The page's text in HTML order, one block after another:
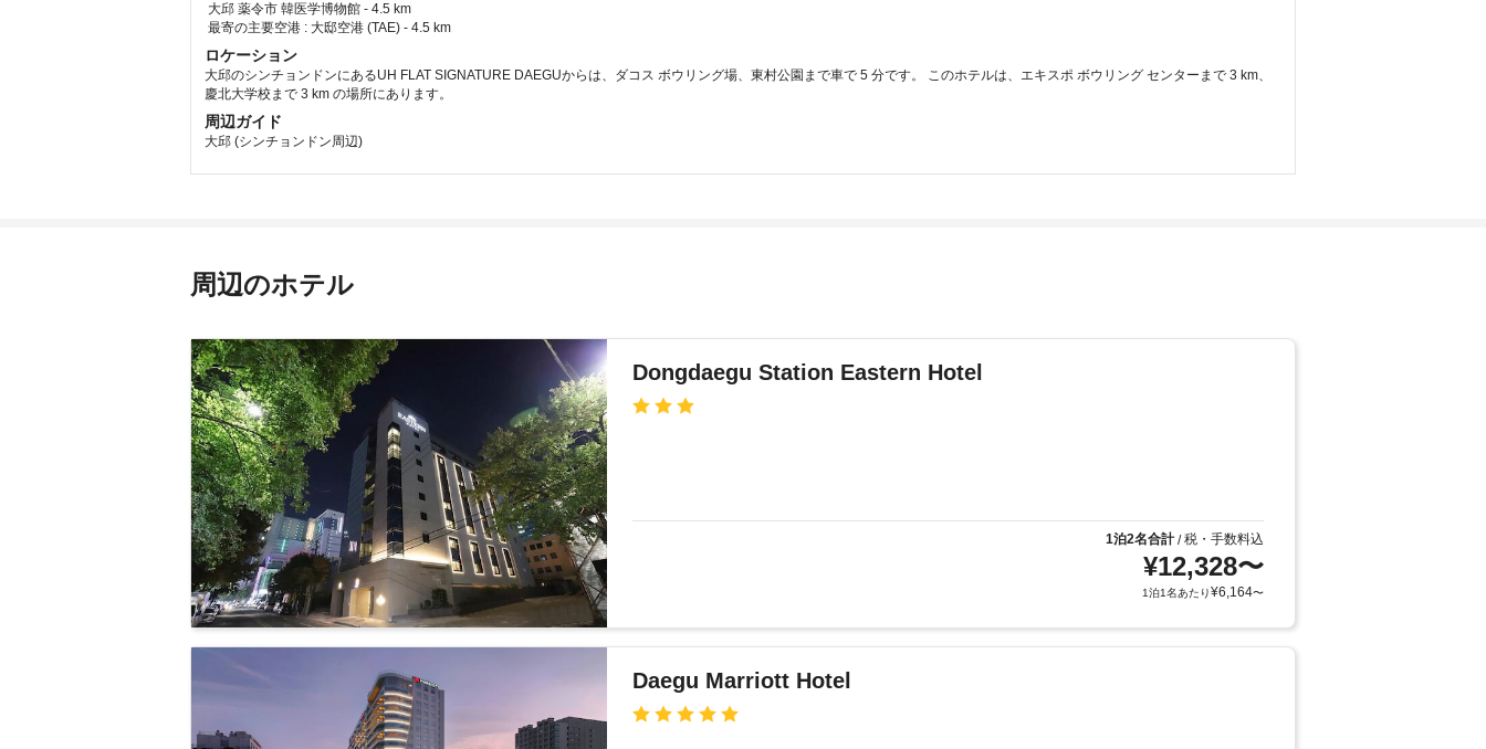
大邱 薬令市 韓医学博物館 - 4.5 km
最寄の主要空港 : 大邸空港 (TAE) - 4.5 km
ロケーション
大邱のシンチョンドンにあるUH FLAT SIGNATURE DAEGUからは、ダコス ボウリング場、東村公園まで車で 5 分です。 このホテルは、エキスポ ボウリング センターまで 3 km、
慶北大学校まで 3 km の場所にあります。
周辺ガイド
大邱 (シンチョンドン周辺)
周辺のホテル
Dongdaegu Station Eastern Hotel
1泊2名合計/税・手数料込
¥12,328〜
1泊1名あたり¥6,164〜
Daegu Marriott Hotel